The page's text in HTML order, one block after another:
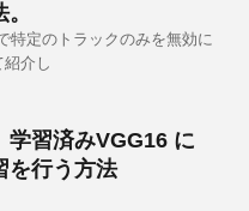
特定のトラックのみを無効に
介し
学習済みVGG16 に
を行う方法